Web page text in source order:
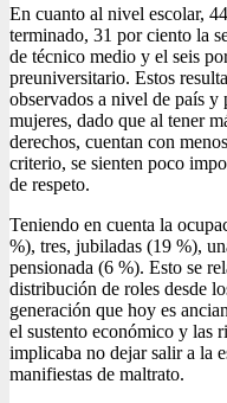
En cuanto al nivel escolar,
terminado, 31 por ciento la
de técnico medio y el seis
preuniversitario. Estos
observados a nivel de país y
mujeres, dado que al tener
derechos, cuentan con
criterio, se sienten poco
de respeto.
Teniendo en cuenta la
%), tres, jubiladas (19 %),
pensionada (6 %). Esto se
distribución de roles desde
generación que hoy es
el sustento económico y las
implicaba no dejar salir a la
manifiestas de maltrato.